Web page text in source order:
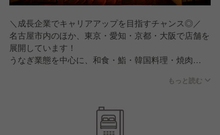
★食べログ HOTレストラン2025
炭焼うな富士本店 鰻うおか冨士 炭焼うな富士有楽町
店 炭焼うな富士名駅店 かぶらや総本家
★農林水産長官賞
炭焼うな富士有楽町店 炭焼うな富士名古屋駅太閤口
＼成長企業でキャリアアップを目指すチャンス◎／
名古屋市内のほか、東京・愛知・京都・大阪で店舗を
展開しています！
うなぎ業態を中心に、和食・鮨・韓国料理・焼肉
多彩なブランドを展開している成長企業です。
ゆくゆくは他ジャンルで経験を積んでいただくことも
もっと読む